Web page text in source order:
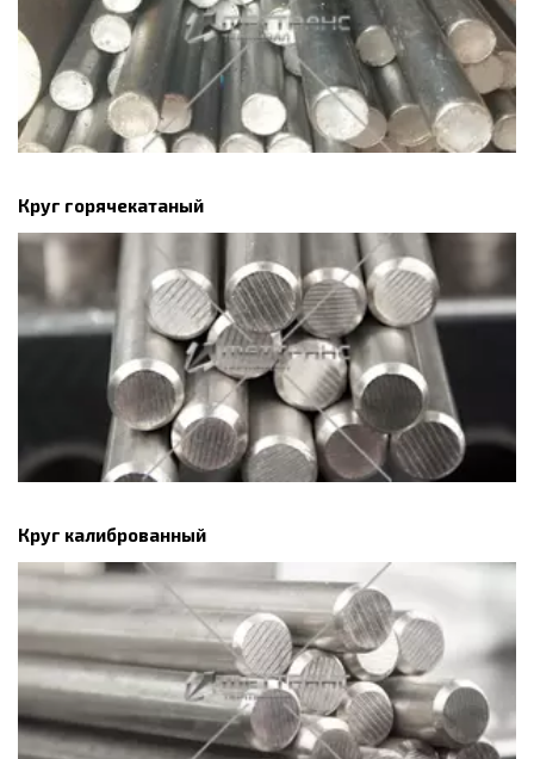
Круг горячекатаный
Круг калиброванный